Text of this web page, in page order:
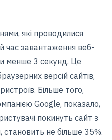
які проводилися
час завантаження веб-
менше 3 секунд. Це
версій сайтів,
Більше того,
Google, показало,
покинуть сайт з
не більше 35%.